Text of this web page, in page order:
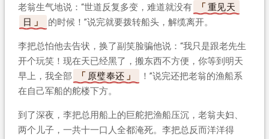
老翁生气地说：“世道反复多变，难道就没有
重见天
日
的时候！”说完就要拨转船头，解缆离开。
李把总怕他去告状，换了副笑脸骗他说：“我只是跟老先生
开个玩笑！现在天已经黑了，搬东西不方便，你等到明天
早上，我全部
原璧奉还
！”说完还把老翁的渔船系
在自己军船的舵楼下方。
到了深夜，李把总用船上的巨舵把渔船压沉，老翁夫妇、
两个儿子，一共十一口人全都淹死。李把总反而洋洋得